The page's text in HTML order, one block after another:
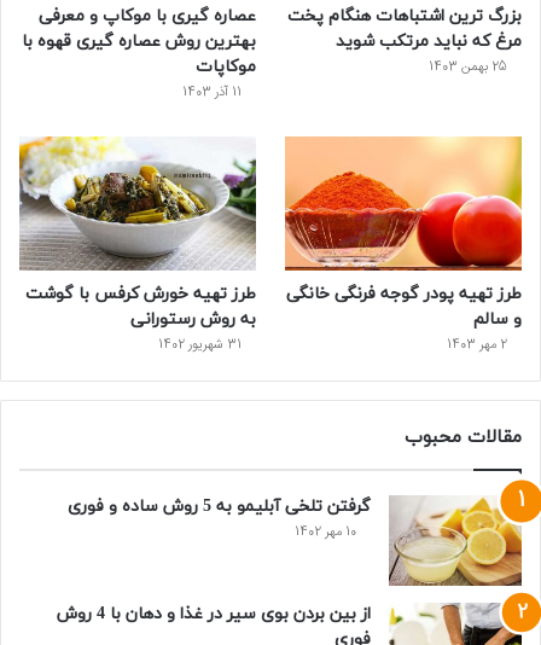
بزرگ ترین اشتباهات هنگام پخت
مرغ که نباید مرتکب شوید
25 بهمن 1403
عصاره گیری با موکاپ و معرفی
بهترین روش عصاره گیری قهوه با
موکاپات
11 آذر 1403
طرز تهیه پودر گوجه فرنگی خانگی
و سالم
2 مهر 1403
طرز تهیه خورش کرفس با گوشت
به روش رستورانی
31 شهریور 1402
مقالات محبوب
گرفتن تلخی آبلیمو به 5 روش ساده و فوری
10 مهر 1402
از بین بردن بوی سیر در غذا و دهان با 4 روش
فوری